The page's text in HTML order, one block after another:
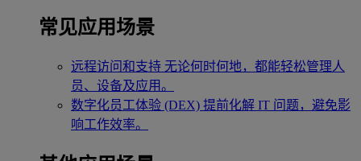
常见应用场景
远程访问和支持 无论何时何地，都能轻松管理人
员、设备及应用。
数字化员工体验 (DEX) 提前化解 IT 问题，避免影
响工作效率。